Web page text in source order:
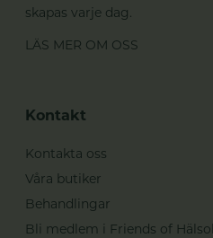
skapas varje dag.
LÄS MER OM OSS
Kontakt
Kontakta oss
Våra butiker
Behandlingar
Bli medlem i Friends of